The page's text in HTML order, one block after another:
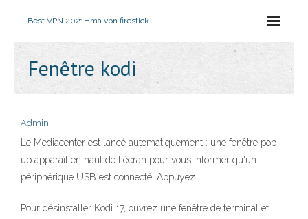
Best VPN 2021Hma vpn firestick
Fenêtre kodi
Admin
Le Mediacenter est lancé automatiquement : une fenêtre pop-
up apparaît en haut de l'écran pour vous informer qu'un
périphérique USB est connecté. Appuyez
Pour désinstaller Kodi 17, ouvrez une fenêtre de terminal et